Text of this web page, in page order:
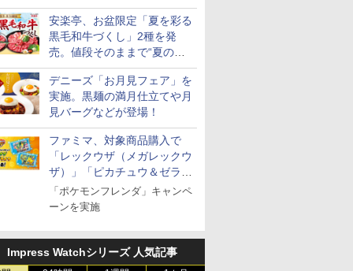
実施
安楽亭、お盆限定「夏を彩る
黒毛和牛づくし」2種を発
売。値段そのままで“夏の巻
き野菜”付き
デニーズ「お月見フェア」を
実施。黒麺の満月仕立てや月
見バーグなどが登場！
ファミマ、対象商品購入で
「レックウザ（メガレックウ
ザ）」「ピカチュウ＆ゼラオ
ラ」のフレンダピックがもら
える！
「ポケモンフレンダ」キャンペ
ーンを実施
Impress Watchシリーズ 人気記事